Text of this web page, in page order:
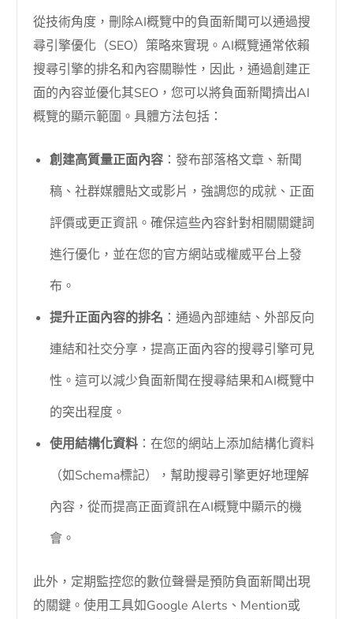
從技術角度，刪除AI概覽中的負面新聞可以通過搜
尋引擎優化（SEO）策略來實現。AI概覽通常依賴
搜尋引擎的排名和內容關聯性，因此，通過創建正
面的內容並優化其SEO，您可以將負面新聞擠出AI
概覽的顯示範圍。具體方法包括：
創建高質量正面內容 ：發布部落格文章、新聞
稿、社群媒體貼文或影片，強調您的成就、正面
評價或更正資訊。確保這些內容針對相關關鍵詞
進行優化，並在您的官方網站或權威平台上發
布。
提升正面內容的排名 ：通過內部連結、外部反向
連結和社交分享，提高正面內容的搜尋引擎可見
性。這可以減少負面新聞在搜尋結果和AI概覽中
的突出程度。
使用結構化資料 ：在您的網站上添加結構化資料
（如Schema標記），幫助搜尋引擎更好地理解
內容，從而提高正面資訊在AI概覽中顯示的機
會。
此外，定期監控您的數位聲譽是預防負面新聞出現
的關鍵。使用工具如Google Alerts、Mention或